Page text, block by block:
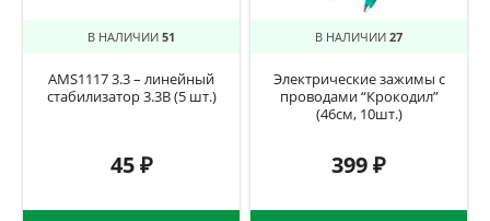
В НАЛИЧИИ 51
AMS1117 3.3 – линейный
стабилизатор 3.3В (5 шт.)
45₽
В НАЛИЧИИ 27
Электрические зажимы с
проводами “Крокодил”
(46см, 10шт.)
399₽